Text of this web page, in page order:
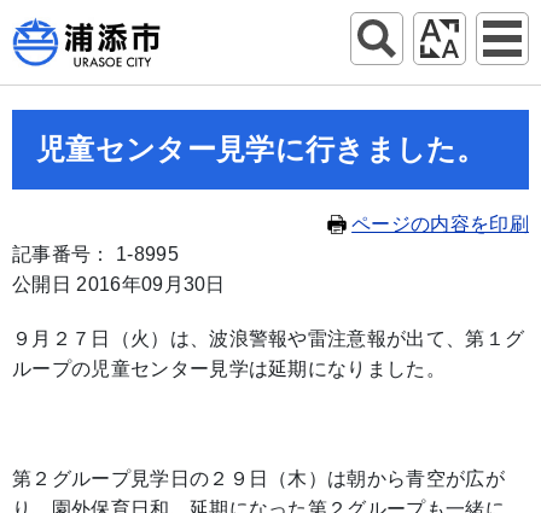
児童センター見学に行きました。
ページの内容を印刷
記事番号： 1-8995
公開日 2016年09月30日
９月２７日（火）は、波浪警報や雷注意報が出て、第１グ
ループの児童センター見学は延期になりました。
第２グループ見学日の２９日（木）は朝から青空が広が
り、園外保育日和、延期になった第２グループも一緒に